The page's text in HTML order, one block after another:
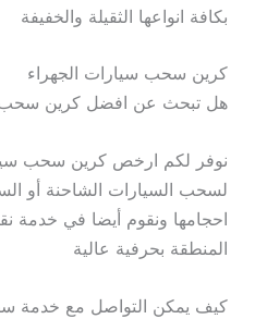
بكافة انواعها الثقيلة والخفيفة
كرين سحب سيارات الجهراء
هل تبحث عن افضل كرين سحب
نوفر لكم ارخص كرين سحب
لسحب السيارات الشاحنة أو
احجامها ونقوم أيضا في خدمة
المنطقة بحرفية عالية
كيف يمكن التواصل مع خدمة